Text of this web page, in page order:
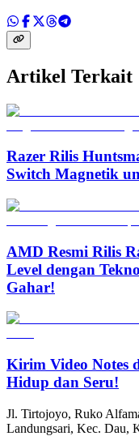
Artikel Terkait
Razer Rilis
Switch Magnetik
AMD Resmi Rilis
Level dengan
Gahar!
Kirim Video Notes
Hidup dan Seru!
Jl. Tirtojoyo, Ruko
Landungsari, Kec. Dau,